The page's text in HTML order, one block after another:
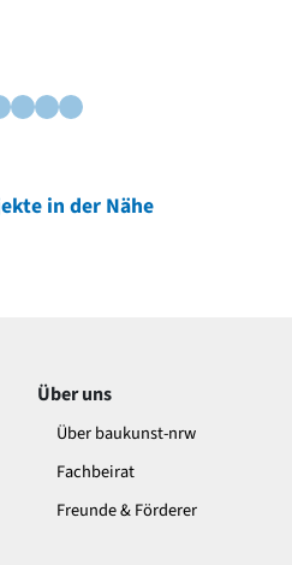
in der Nähe
Über uns
Über baukunst-nrw
Fachbeirat
Freunde & Förderer